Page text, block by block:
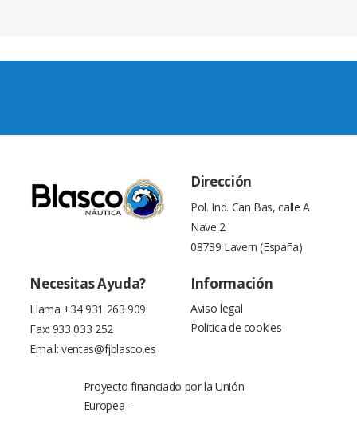
Dirección
Pol. Ind. Can Bas, calle A
Nave 2
08739 Lavern (España)
Necesitas Ayuda?
Llama +34 931 263 909
Fax: 933 033 252
Email: ventas@fjblasco.es
Información
Aviso legal
Politica de cookies
Proyecto financiado por la Unión
Europea -